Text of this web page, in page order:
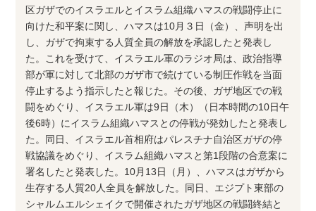
区ガザでのイスラエルとイスラム組織ハマスの戦闘停止に
向けた和平案に関し、ハマスは10月３日（金）、声明を出
し、ガザで拘束する人質全員の解放を承認したと発表し
た。これを受けて、イスラエル軍のラジオ局は、政治指導
部が軍に対して北部のガザ市で続けている制圧作戦を当面
停止するよう指示したと報じた。その後、ガザ地区での戦
闘をめぐり、イスラエル軍は9日（木）（日本時間の10日午
後6時）にイスラム組織ハマスとの停戦が発効したと発表し
た。同日、イスラエル首相府はパレスチナ自治区ガザの停
戦協議をめぐり、イスラム組織ハマスと第1段階の合意案に
署名したと発表した。10月13日（月）、ハマスはガザから
生存する人質20人全員を解放した。同日、エジプト東部の
シャルムエルシェイクで開催されたガザ地区の戦闘終結と